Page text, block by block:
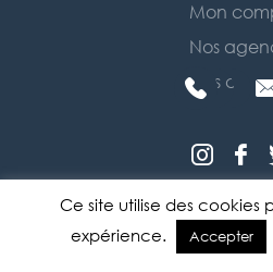
Mon
Nos
Nous
© 2026 Tradimaisons Réalisation
Ce site utilise des cookies
expérience.
Accepter